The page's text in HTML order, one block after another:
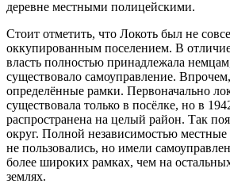
деревне местными полицейскими.
Стоит отметить, что Локоть был не
оккупированным поселением. В
власть полностью принадлежала
существовало самоуправление.
определённые рамки. Первоначально
существовала только в посёлке, но в
распространена на целый район. Так
округ. Полной независимостью
не пользовались, но имели
более широких рамках, чем на
землях.